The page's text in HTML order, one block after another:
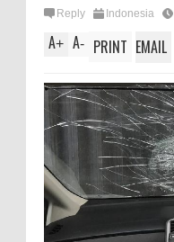
Reply Indonesia
A+ A- PRINT EMAIL